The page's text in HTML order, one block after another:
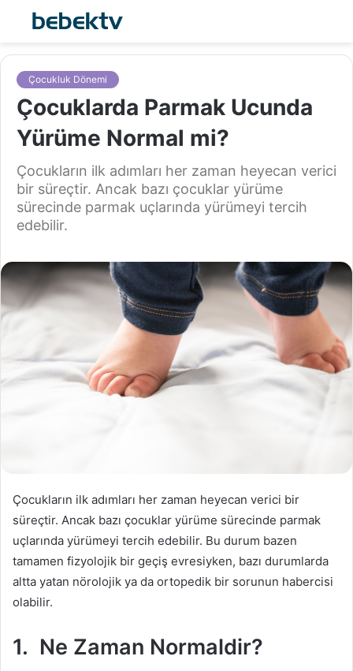
Çocukluk Dönemi
Çocuklarda Parmak Ucunda
Yürüme Normal mi?
Çocukların ilk adımları her zaman heyecan verici
bir süreçtir. Ancak bazı çocuklar yürüme
sürecinde parmak uçlarında yürümeyi tercih
edebilir.
Çocukların ilk adımları her zaman heyecan verici bir
süreçtir. Ancak bazı çocuklar yürüme sürecinde parmak
uçlarında yürümeyi tercih edebilir. Bu durum bazen
tamamen fizyolojik bir geçiş evresiyken, bazı durumlarda
altta yatan nörolojik ya da ortopedik bir sorunun habercisi
olabilir.
1. Ne Zaman Normaldir?